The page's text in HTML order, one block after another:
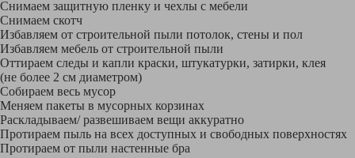
Снимаем защитную пленку и чехлы с мебели
Снимаем скотч
Избавляем от строительной пыли потолок, стены и пол
Избавляем мебель от строительной пыли
Оттираем следы и капли краски, штукатурки, затирки, клея
(не более 2 см диаметром)
Собираем весь мусор
Меняем пакеты в мусорных корзинах
Раскладываем/ развешиваем вещи аккуратно
Протираем пыль на всех доступных и свободных поверхностях
Протираем от пыли настенные бра